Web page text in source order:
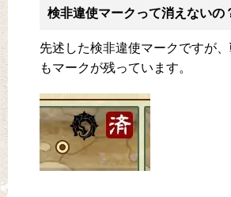
検非違使マークって消えないの
先述した検非違使マークですが
もマークが残っています。